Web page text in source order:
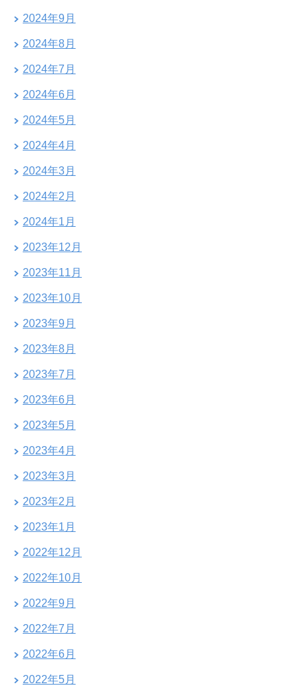
2024年9月
2024年8月
2024年7月
2024年6月
2024年5月
2024年4月
2024年3月
2024年2月
2024年1月
2023年12月
2023年11月
2023年10月
2023年9月
2023年8月
2023年7月
2023年6月
2023年5月
2023年4月
2023年3月
2023年2月
2023年1月
2022年12月
2022年10月
2022年9月
2022年7月
2022年6月
2022年5月